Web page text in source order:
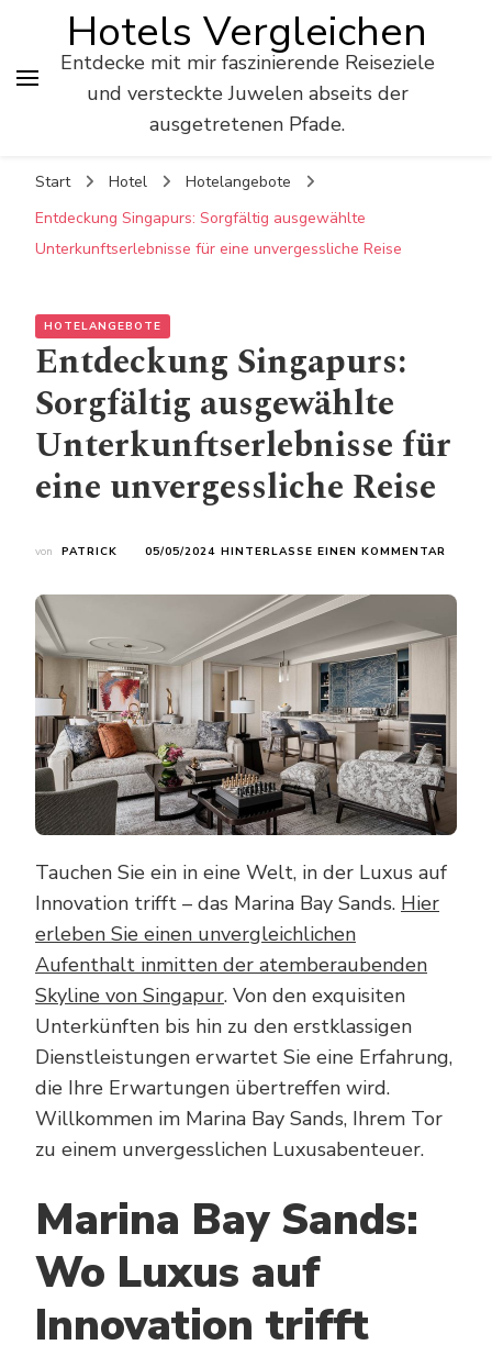
Hotels Vergleichen
Entdecke mit mir faszinierende Reiseziele
und versteckte Juwelen abseits der
ausgetretenen Pfade.
Start Hotel
Hotelangebote
Entdeckung Singapurs: Sorgfältig ausgewählte
Unterkunftserlebnisse für eine unvergessliche Reise
HOTELANGEBOTE
Entdeckung Singapurs:
Sorgfältig ausgewählte
Unterkunftserlebnisse für
eine unvergessliche Reise
von PATRICK 05/05/2024 HINTERLASSE EINEN KOMMENTAR
REISE
Tauchen Sie ein in eine Welt, in der Luxus auf
Innovation trifft – das Marina Bay Sands. Hier
erleben Sie einen unvergleichlichen
Aufenthalt inmitten der atemberaubenden
Skyline von Singapur. Von den exquisiten
Unterkünften bis hin zu den erstklassigen
Dienstleistungen erwartet Sie eine Erfahrung,
die Ihre Erwartungen übertreffen wird.
Willkommen im Marina Bay Sands, Ihrem Tor
zu einem unvergesslichen Luxusabenteuer.
Marina Bay Sands:
Wo Luxus auf
Innovation trifft